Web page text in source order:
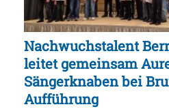
Nachwuchstalent
leitet gemeinsam
Sängerknaben bei
Aufführung